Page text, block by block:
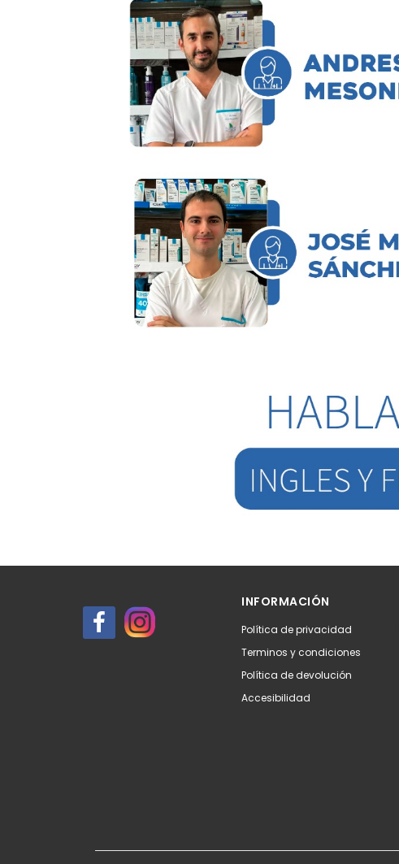
INFORMACIÓN
Política de privacidad
Terminos y condiciones
Política de devolución
Accesibilidad